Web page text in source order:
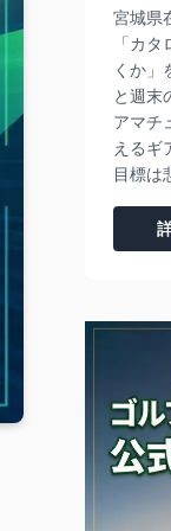
宮城県
「カ
くか」
と週末
アマチ
えるギ
目標は